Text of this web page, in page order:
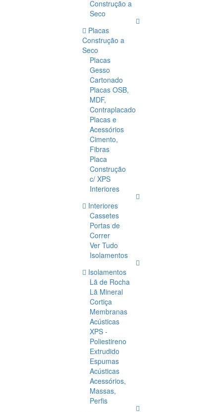
Construção a
Seco
Placas
Construção a
Seco
Placas
Gesso
Cartonado
Placas OSB,
MDF,
Contraplacado
Placas e
Acessórios
Cimento,
Fibras
Placa
Construção
c/ XPS
Interiores
Interiores
Cassetes
Portas de
Correr
Ver Tudo
Isolamentos
Isolamentos
Lã de Rocha
Lã Mineral
Cortiça
Membranas
Acústicas
XPS -
Poliestireno
Extrudido
Espumas
Acústicas
Acessórios,
Massas,
Perfis